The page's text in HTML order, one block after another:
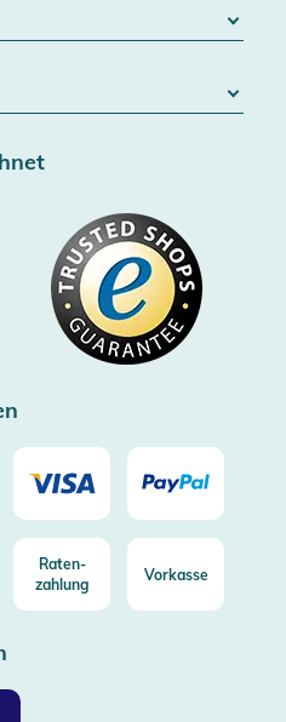
Shops
Bestellwert (in DE/AT)
(aus DE/AT)
Raten-
zahlung
Vorkasse